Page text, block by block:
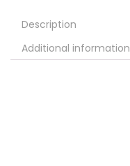
Description
Additional information